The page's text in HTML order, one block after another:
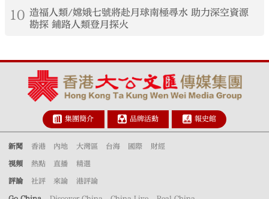
10 造福人類/嫦娥七號將赴月球南極尋水 助力深空資源
勘探 鋪路人類登月探火
集團簡介 品牌活動 報史館
新聞 香港 內地 大灣區 台海 國際 財經
視頻 熱點 直播 精選
評論 社評 來論 港評論